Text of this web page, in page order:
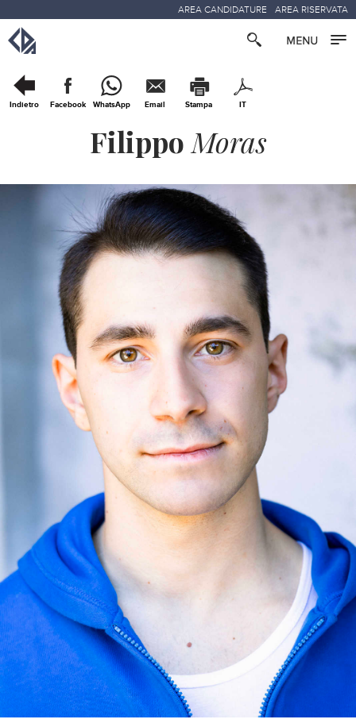
AREA CANDIDATURE AREA RISERVATA
Indietro Facebook WhatsApp Email Stampa IT
Filippo Moras